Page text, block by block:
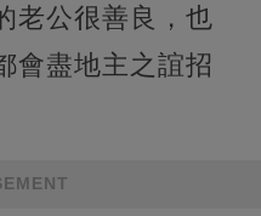
老公很善良，也
會盡地主之誼招